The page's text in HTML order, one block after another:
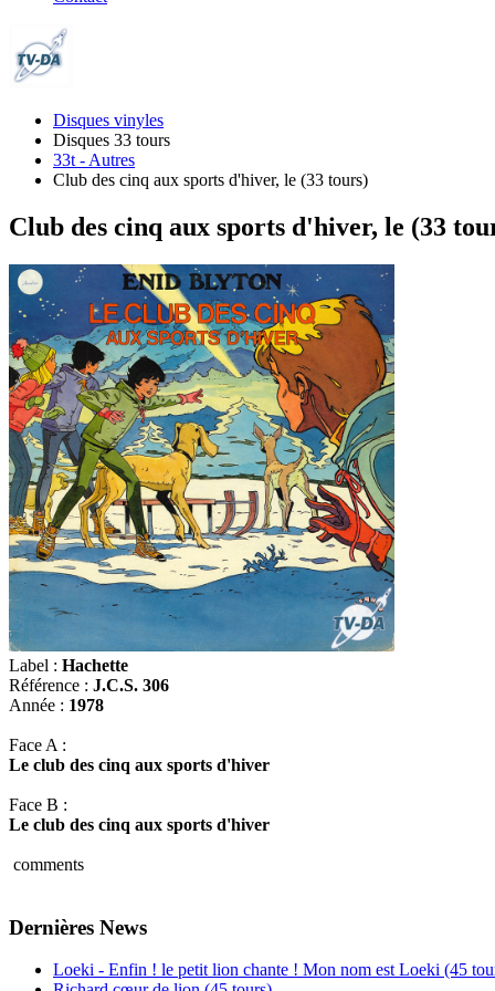
Disques vinyles
Disques 33 tours
33t - Autres
Club des cinq aux sports d'hiver, le (33 tours)
Club des cinq aux sports d'hiver, le (33
Label : Hachette
Référence : J.C.S. 306
Année : 1978
Face A :
Le club des cinq aux sports d'hiver
Face B :
Le club des cinq aux sports d'hiver
comments
Dernières News
Loeki - Enfin ! le petit lion chante ! Mon nom est Loeki (45